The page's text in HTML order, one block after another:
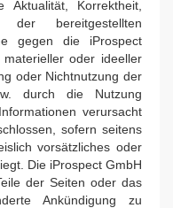
Korrektheit,
der bereitgestellten
gegen die iProspect
oder ideeller
oder Nichtnutzung der
durch die Nutzung
verursacht
sofern seitens
vorsätzliches oder
Die iProspect GmbH
der Seiten oder das
Ankündigung zu